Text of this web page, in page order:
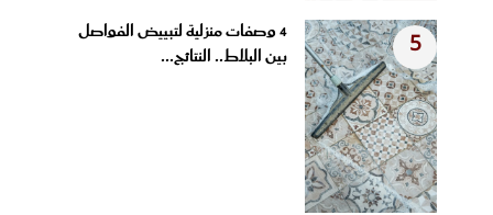
5
4 وصفات منزلية لتبييض الفواصل
بين البلاط.. النتائج...